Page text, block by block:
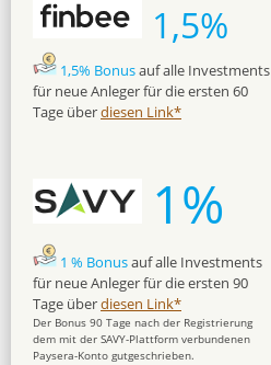
1,5%
1,5% Bonusauf alle Investments
für neue Anleger für die ersten 60
Tage überdiesen Link*
1%
1 % Bonusauf alle Investments
für neue Anleger für die ersten 90
Tage überdiesen Link*
Der Bonus 90 Tage nach der Registrierung
dem mit der SAVY-Plattform verbundenen
Paysera-Konto gutgeschrieben.